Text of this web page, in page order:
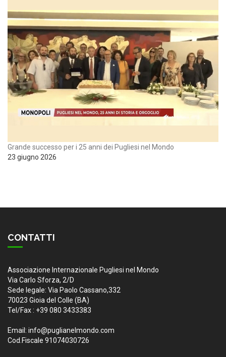
Grande successo per i 25 anni dei Pugliesi nel Mondo
23 giugno 2026
CONTATTI
Associazione Internazionale Pugliesi nel Mondo
Via Carlo Sforza, 2/D
Sede legale: Via Paolo Cassano,332
70023 Gioia del Colle (BA)
Tel/Fax : +39 080 3433383
Email: info@puglianelmondo.com
Cod.Fiscale 91074030726